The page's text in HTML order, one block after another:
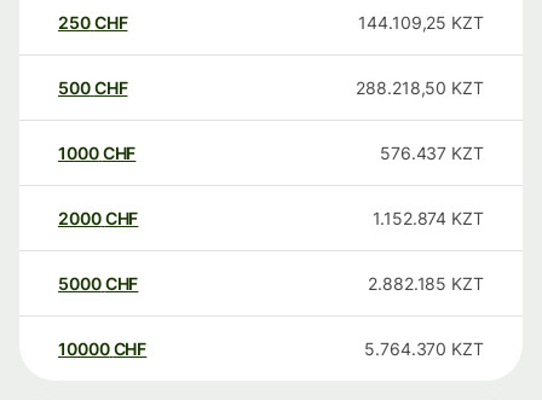
250CHF 144.109,25 KZT
500CHF 288.218,50 KZT
1000CHF 576.437 KZT
2000CHF 1.152.874 KZT
5000CHF 2.882.185 KZT
10000 CHF 5.764.370 KZT